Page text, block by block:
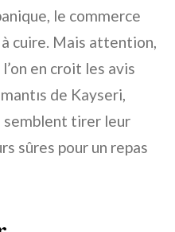
le commerce
cuire. Mais attention,
en croit les avis
de Kayseri,
semblent tirer leur
sûres pour un repas